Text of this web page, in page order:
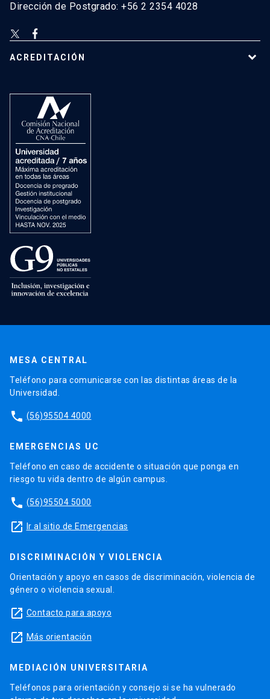
Dirección de Postgrado: +56 2 2354 4028
ACREDITACIÓN
MESA CENTRAL
Teléfono para comunicarse con las distintas áreas de la
Universidad.
phone (56)95504 4000
EMERGENCIAS UC
Teléfono en caso de accidente o situación que ponga en
riesgo tu vida dentro de algún campus.
phone (56)95504 5000
launch Ir al sitio de Emergencias
DISCRIMINACIÓN Y VIOLENCIA
Orientación y apoyo en casos de discriminación, violencia de
género o violencia sexual.
launch Contacto para apoyo
launch Más orientación
MEDIACIÓN UNIVERSITARIA
Teléfonos para orientación y consejo si se ha vulnerado